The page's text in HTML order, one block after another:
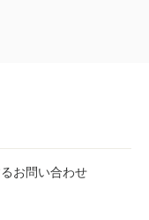
お問い合わせ